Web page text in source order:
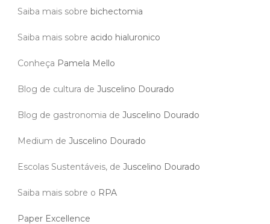
Saiba mais sobre bichectomia
Saiba mais sobre acido hialuronico
Conheça Pamela Mello
Blog de cultura de Juscelino Dourado
Blog de gastronomia de Juscelino Dourado
Medium de Juscelino Dourado
Escolas Sustentáveis, de Juscelino Dourado
Saiba mais sobre o RPA
Paper Excellence